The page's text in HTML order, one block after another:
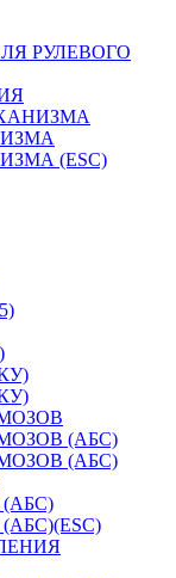
РУЛЕВОГО
(ESC)
(АБС)
(АБС)